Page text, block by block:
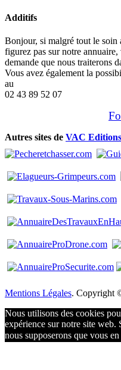
Additifs
Bonjour, si malgré tout le soin
figurez pas sur notre
demande que nous traiterons
Vous avez également la
au
02 43 89 52 07
Autres sites de VAC
Mentions Légales. Copyright
Nous utilisons des cookies
expérience sur notre site web.
nous supposerons que vous en